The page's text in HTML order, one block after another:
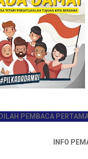
PEMBACA PERTAMA
INFO